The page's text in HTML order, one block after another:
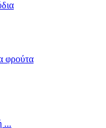
φρούτα
...